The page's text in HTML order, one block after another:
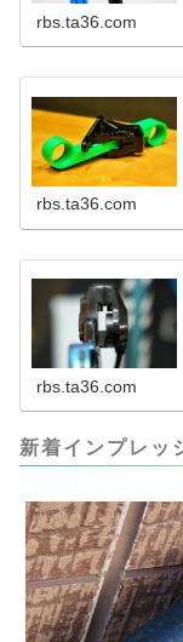
rbs.ta36.com
rbs.ta36.com
rbs.ta36.com
新着インプレッ